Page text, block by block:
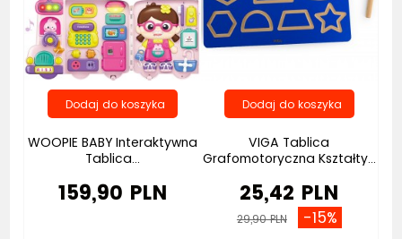
WOOPIE BABY Interaktywna
Tablica...
159,90 PLN
VIGA Tablica
Grafomotoryczna Kształty...
25,42 PLN
29,90 PLN -15%